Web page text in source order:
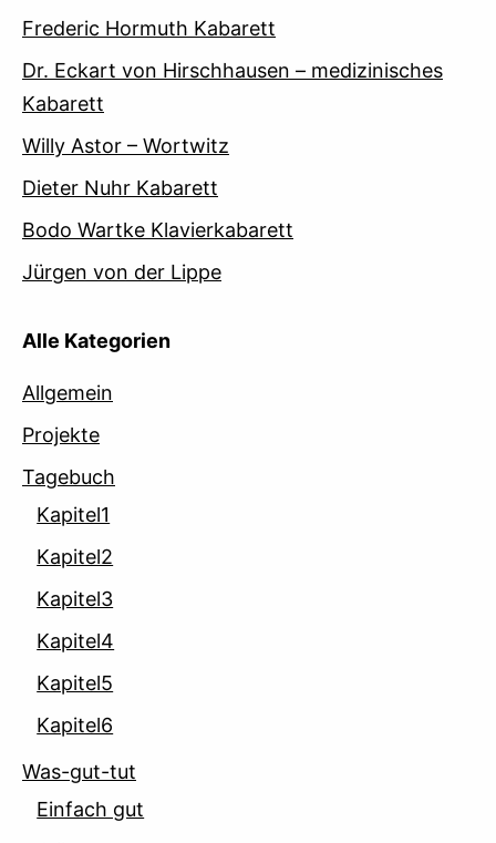
Frederic Hormuth Kabarett
Dr. Eckart von Hirschhausen – medizinisches
Kabarett
Willy Astor – Wortwitz
Dieter Nuhr Kabarett
Bodo Wartke Klavierkabarett
Jürgen von der Lippe
Alle Kategorien
Allgemein
Projekte
Tagebuch
Kapitel1
Kapitel2
Kapitel3
Kapitel4
Kapitel5
Kapitel6
Was-gut-tut
Einfach gut